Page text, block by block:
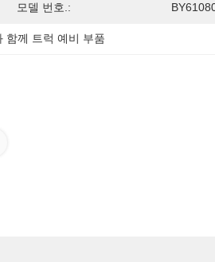
모델 번호.:
함께 트럭 예비 부품